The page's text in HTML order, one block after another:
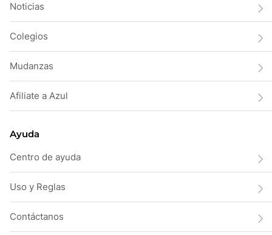
Noticias
Colegios
Mudanzas
Afiliate a Azul
Ayuda
Centro de ayuda
Uso y Reglas
Contáctanos